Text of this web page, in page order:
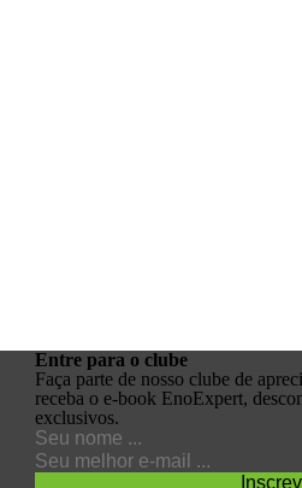
Entre para oclube
Faça parte de nosso clube de
receba o e-book EnoExpert,
exclusivos.